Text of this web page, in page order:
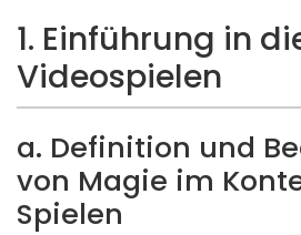
1. Einführung in
Videospielen
a. Definition und
von Magie im
Spielen